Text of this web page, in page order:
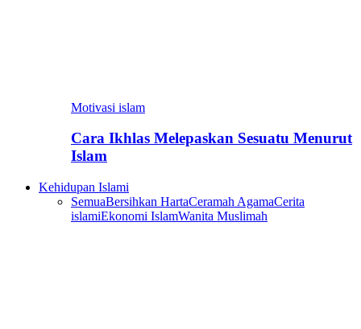
Motivasi islam
Cara Ikhlas Melepaskan Sesuatu Menurut
Islam
Kehidupan Islami
SemuaBersihkan HartaCeramah AgamaCerita
islamiEkonomi IslamWanita Muslimah